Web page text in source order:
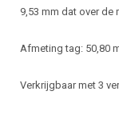
9,53 mm dat over
Afmeting tag: 50,80
Verkrijgbaar met 3